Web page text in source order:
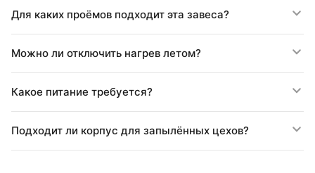
Для каких проёмов подходит эта завеса?
Можно ли отключить нагрев летом?
Какое питание требуется?
Подходит ли корпус для запылённых цехов?